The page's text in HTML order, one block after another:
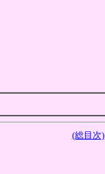
(総目次)